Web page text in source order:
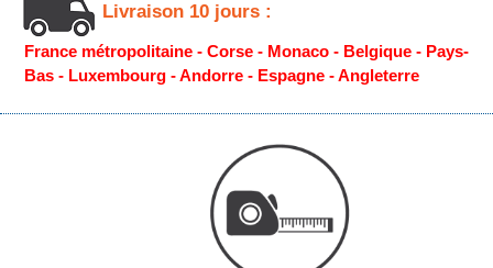
Livraison 10 jours :
France métropolitaine - Corse - Monaco - Belgique - Pays-
Bas - Luxembourg - Andorre - Espagne - Angleterre